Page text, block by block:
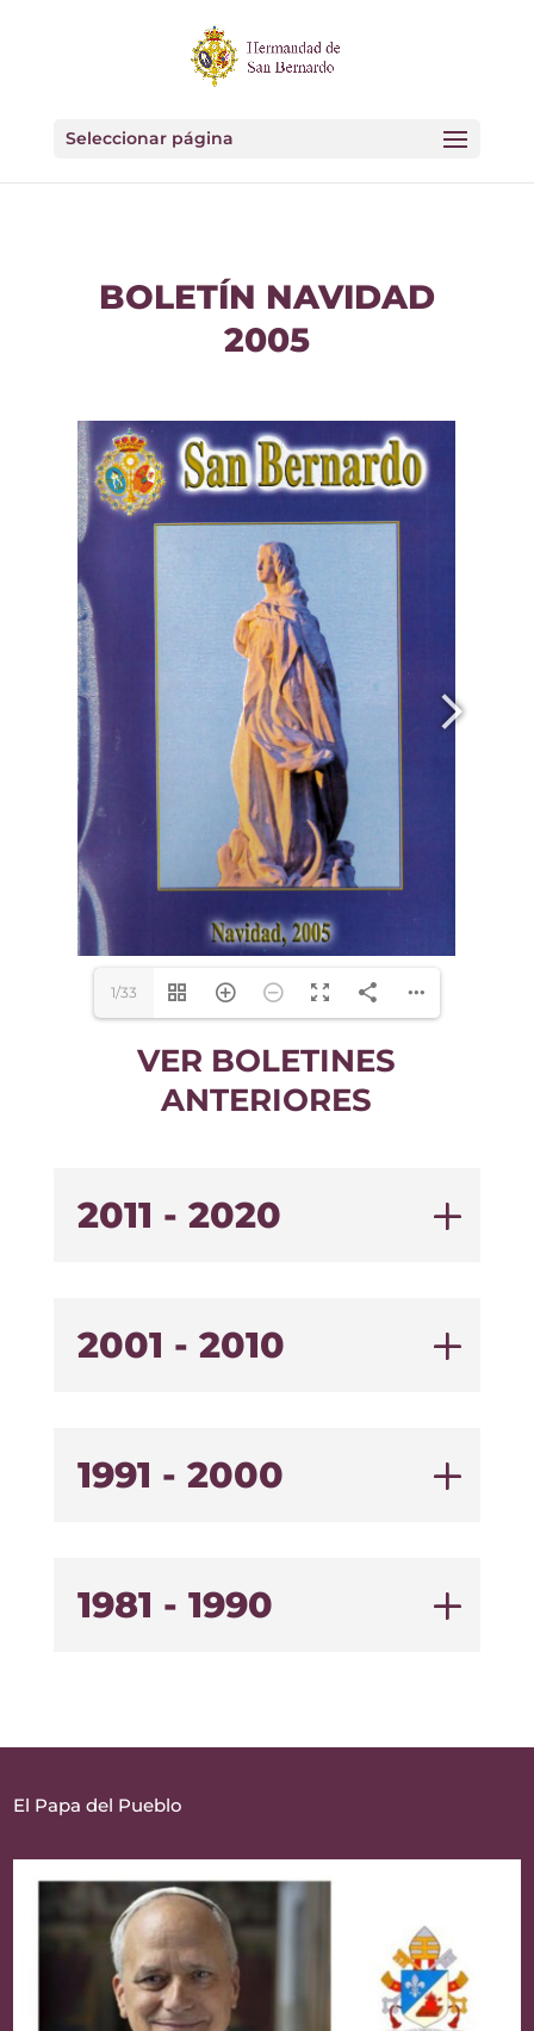
Seleccionar página
BOLETÍN NAVIDAD
2005
1/33
VER BOLETINES
ANTERIORES
2011 - 2020
2001 - 2010
1991 - 2000
1981 - 1990
El Papa del Pueblo